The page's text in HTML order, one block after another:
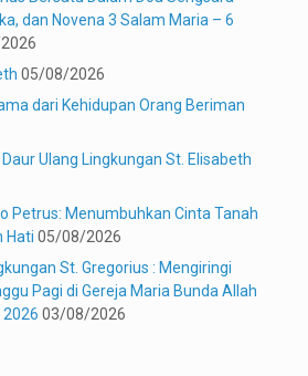
dan Novena 3 Salam Maria – 6
05/08/2026
dari Kehidupan Orang Beriman
Ulang Lingkungan St. Elisabeth
Petrus: Menumbuhkan Cinta Tanah
Hati 05/08/2026
St. Gregorius : Mengiringi
Pagi di Gereja Maria Bunda Allah
03/08/2026